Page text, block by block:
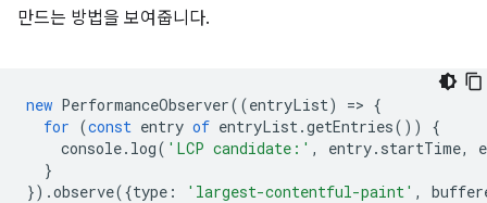
만드는 방법을 보여줍니다.
new PerformanceObserver((entryList) => {
for (const entry of entryList.getEntries())
{
console. log( 'LCP candidate:' , entry. startTime,
}
}).observe({type : 'largest-contentful-paint' ,